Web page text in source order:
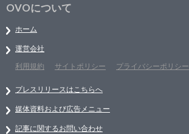
OVOについて
ホーム
運営会社
利用規約
サイトポリシー プライバシーポリシー
プレスリリースはこちらへ
媒体資料および広告メニュー
記事に関するお問い合わせ